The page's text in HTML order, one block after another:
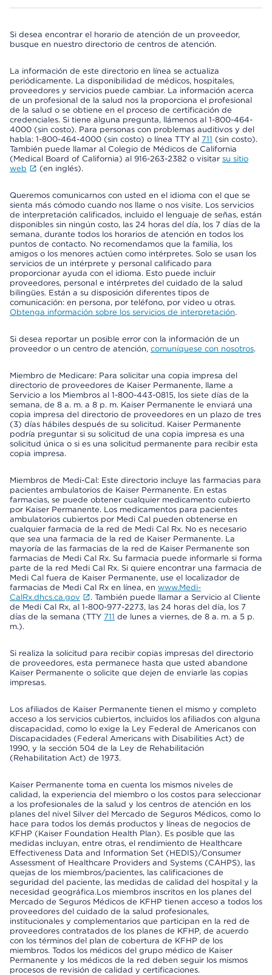
Si desea encontrar el horario de atención de un proveedor,
busque en nuestro directorio de centros de atención.
La información de este directorio en línea se actualiza
periódicamente. La disponibilidad de médicos, hospitales,
proveedores y servicios puede cambiar. La información acerca
de un profesional de la salud nos la proporciona el profesional
de la salud o se obtiene en el proceso de certificación de
credenciales. Si tiene alguna pregunta, llámenos al 1-800-464-
4000 (sin costo). Para personas con problemas auditivos y del
habla: 1-800-464-4000 (sin costo) o línea TTY al 711 (sin costo).
También puede llamar al Colegio de Médicos de California
(Medical Board of California) al 916-263-2382 o visitar su sitio
web
(en inglés).
Queremos comunicarnos con usted en el idioma con el que se
sienta más cómodo cuando nos llame o nos visite. Los servicios
de interpretación calificados, incluido el lenguaje de señas, están
disponibles sin ningún costo, las 24 horas del día, los 7 días de la
semana, durante todos los horarios de atención en todos los
puntos de contacto. No recomendamos que la familia, los
amigos o los menores actúen como intérpretes. Solo se usan los
servicios de un intérprete y personal calificado para
proporcionar ayuda con el idioma. Esto puede incluir
proveedores, personal e intérpretes del cuidado de la salud
bilingües. Están a su disposición diferentes tipos de
comunicación: en persona, por teléfono, por video u otras.
Obtenga información sobre los servicios de interpretación.
Si desea reportar un posible error con la información de un
proveedor o un centro de atención, comuníquese con nosotros.
Miembro de Medicare: Para solicitar una copia impresa del
directorio de proveedores de Kaiser Permanente, llame a
Servicio a los Miembros al 1-800-443-0815, los siete días de la
semana, de 8 a. m. a 8 p. m. Kaiser Permanente le enviará una
copia impresa del directorio de proveedores en un plazo de tres
(3) días hábiles después de su solicitud. Kaiser Permanente
podría preguntar si su solicitud de una copia impresa es una
solicitud única o si es una solicitud permanente para recibir esta
copia impresa.
Miembros de Medi-Cal: Este directorio incluye las farmacias para
pacientes ambulatorios de Kaiser Permanente. En estas
farmacias, se puede obtener cualquier medicamento cubierto
por Kaiser Permanente. Los medicamentos para pacientes
ambulatorios cubiertos por Medi Cal pueden obtenerse en
cualquier farmacia de la red de Medi Cal Rx. No es necesario
que sea una farmacia de la red de Kaiser Permanente. La
mayoría de las farmacias de la red de Kaiser Permanente son
farmacias de Medi Cal Rx. Su farmacia puede informarle si forma
parte de la red Medi Cal Rx. Si quiere encontrar una farmacia de
Medi Cal fuera de Kaiser Permanente, use el localizador de
farmacias de Medi Cal Rx en línea, en www.Medi-
CalRx.dhcs.ca.gov
. También puede llamar a Servicio al Cliente
de Medi Cal Rx, al 1-800-977-2273, las 24 horas del día, los 7
días de la semana (TTY 711 de lunes a viernes, de 8 a. m. a 5 p.
m.).
Si realiza la solicitud para recibir copias impresas del directorio
de proveedores, esta permanece hasta que usted abandone
Kaiser Permanente o solicite que dejen de enviarle las copias
impresas.
Los afiliados de Kaiser Permanente tienen el mismo y completo
acceso a los servicios cubiertos, incluidos los afiliados con alguna
discapacidad, como lo exige la Ley Federal de Americanos con
Discapacidades (Federal Americans with Disabilities Act) de
1990, y la sección 504 de la Ley de Rehabilitación
(Rehabilitation Act) de 1973.
Kaiser Permanente toma en cuenta los mismos niveles de
calidad, la experiencia del miembro o los costos para seleccionar
a los profesionales de la salud y los centros de atención en los
planes del nivel Silver del Mercado de Seguros Médicos, como lo
hace para todos los demás productos y líneas de negocios de
KFHP (Kaiser Foundation Health Plan). Es posible que las
medidas incluyan, entre otras, el rendimiento de Healthcare
Effectiveness Data and Information Set (HEDIS)/Consumer
Assessment of Healthcare Providers and Systems (CAHPS), las
quejas de los miembros/pacientes, las calificaciones de
seguridad del paciente, las medidas de calidad del hospital y la
necesidad geográfica.Los miembros inscritos en los planes del
Mercado de Seguros Médicos de KFHP tienen acceso a todos los
proveedores del cuidado de la salud profesionales,
institucionales y complementarios que participan en la red de
proveedores contratados de los planes de KFHP, de acuerdo
con los términos del plan de cobertura de KFHP de los
miembros. Todos los médicos del grupo médico de Kaiser
Permanente y los médicos de la red deben seguir los mismos
procesos de revisión de calidad y certificaciones.